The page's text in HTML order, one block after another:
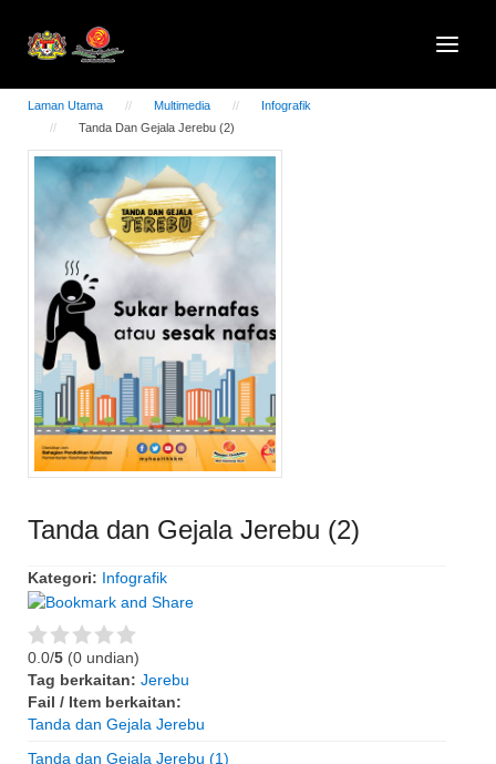
Laman Utama Multimedia
Infografik
Tanda Dan Gejala Jerebu (2)
Tanda dan Gejala Jerebu (2)
Kategori: Infografik
0.0/5 (0 undian)
Tag berkaitan: Jerebu
Fail / Item berkaitan:
Tanda dan Gejala Jerebu
Tanda dan Gejala Jerebu (1)